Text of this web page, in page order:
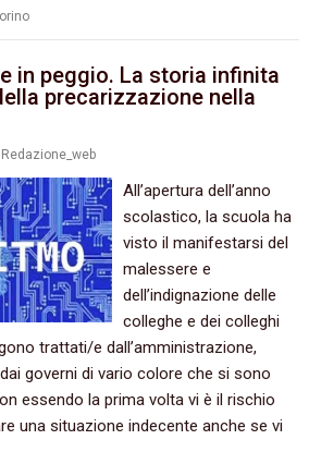
in peggio. La storia infinita
precarizzazione nella
Redazione_web
All’apertura dell’anno
scolastico, la scuola ha
visto il manifestarsi del
malessere e
dell’indignazione delle
colleghe e dei colleghi
trattati/e dall’amministrazione,
governi di vario colore che si sono
essendo la prima volta vi è il rischio
una situazione indecente anche se vi